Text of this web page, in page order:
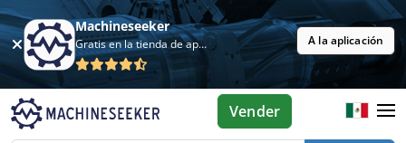
Machineseeker
Gratis en la tienda de aplicaciones A la aplicación
Vender